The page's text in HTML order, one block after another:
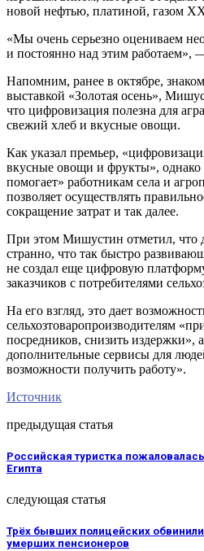
новой нефтью, платиной, газом
«Мы очень серьезно оцениваем
и постоянно над этим
Напомним, ранее в октябре,
выставкой «Золотая осень»,
что цифровизация полезна для
свежий хлеб и вкусные овощи.
Как указал премьер,
вкусные овощи и фрукты», однако
помогает» работникам села и
позволяет осуществлять
сокращение затрат и так далее.
При этом Мишустин отметил, что
странно, что так быстро
не создал еще цифровую
заказчиков с потребителями
На его взгляд, это дает
сельхозтоваропроизводителям
посредников, снизить издержки»,
дополнительные сервисы для
возможности получить работу».
Источник
предыдущая статья
Российская туристка
Египта
следующая статья
Трёх бывших полицейских
умерших пенсионеров